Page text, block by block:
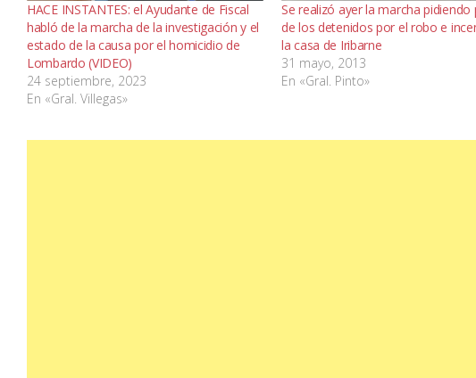
HACE INSTANTES: el Ayudante de Fiscal
habló de la marcha de la investigación y el
estado de la causa por el homicidio de
Lombardo (VIDEO)
24 septiembre, 2023
En «Gral. Villegas»
Se realizó ayer la marcha pidiendo
de los detenidos por el robo e
la casa de Iribarne
31 mayo, 2013
En «Gral. Pinto»